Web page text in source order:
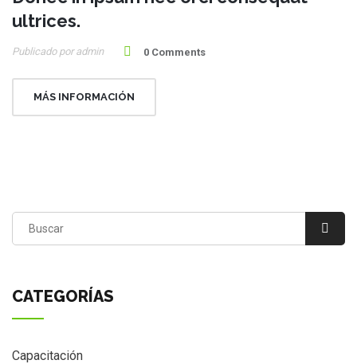
10
May
ultrices.
Publicado por admin 0 Comments
MÁS INFORMACIÓN
CATEGORÍAS
Capacitación